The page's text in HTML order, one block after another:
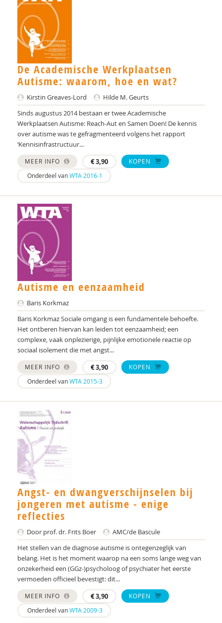
De Academische Werkplaatsen
Autisme: waarom, hoe en wat?
Kirstin Greaves-Lord
Hilde M. Geurts
Sinds augustus 2014 bestaan er twee Academische
Werkplaatsen Autisme: Reach-Aut en Samen Doen! De kennis
over autisme was te gefragmenteerd volgens het rapport
‘Kennisinfrastructuur...
MEER INFO €3,90
KOPEN
Onderdeel vanWTA 2016-1
Autisme en eenzaamheid
Baris Korkmaz
Baris Korkmaz Sociale omgang is een fundamentele behoefte.
Het ontberen hiervan kan leiden tot eenzaamheid; een
complexe, vaak onplezierige, pijnlijke emotionele reactie op
sociaal isolement die met angst...
MEER INFO €3,90
KOPEN
Onderdeel vanWTA 2015-3
Angst- en dwangverschijnselen bij
jongeren met autisme - enige
reflecties
Door prof. dr. Frits Boer
AMC/de Bascule
Het stellen van de diagnose autisme is ontegenzeglijk van
belang. Het is het moment waarop na een soms lange weg van
onzekerheid een (GGz-)psycholoog of psychiater het eerste
vermoeden officieel bevestigt: dit...
MEER INFO €3,90
KOPEN
Onderdeel vanWTA 2009-3